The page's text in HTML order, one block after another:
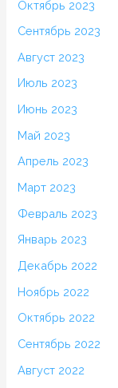
Октябрь 2023
Сентябрь 2023
Август 2023
Июль 2023
Июнь 2023
Май 2023
Апрель 2023
Март 2023
Февраль 2023
Январь 2023
Декабрь 2022
Ноябрь 2022
Октябрь 2022
Сентябрь 2022
Август 2022